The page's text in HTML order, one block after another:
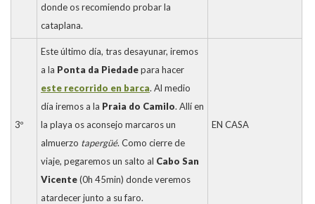
donde os recomiendo probar la
cataplana.
3º
Este último día, tras desayunar, iremos
a la Ponta da Piedadepara hacer
este recorrido en barca. Al medio
día iremos a la Praia do Camilo. Allí en
la playa os aconsejo marcaros un
almuerzo tapergüé. Como cierre de
viaje, pegaremos un salto al Cabo San
Vicente(0h 45min) donde veremos
atardecer junto a su faro.
EN CASA